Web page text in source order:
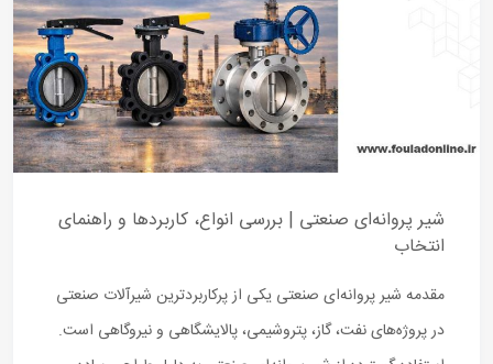
شیر پروانه‌ای صنعتی | بررسی انواع، کاربردها و راهنمای
انتخاب
مقدمه شیر پروانه‌ای صنعتی یکی از پرکاربردترین شیرآلات صنعتی
در پروژه‌های نفت، گاز، پتروشیمی، پالایشگاهی و نیروگاهی است.